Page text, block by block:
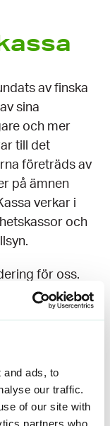
and ads, to
our traffic.
of our site with
partners who
av finska
sina
och mer
till det
företräds av
på ämnen
verkar i
och
för oss.
varken för
för vårt
verksamhet.
vid